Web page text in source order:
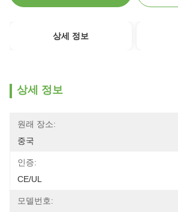
상세 정보
상세 정보
원래 장소:
중국
인증:
CE/UL
모델번호: